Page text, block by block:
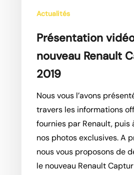
Actualités
Présentation
nouveau Renault
2019
Nous vous l’avons
travers les informations
fournies par Renault, puis
nos photos exclusives. A
nous vous proposons de
le nouveau Renault